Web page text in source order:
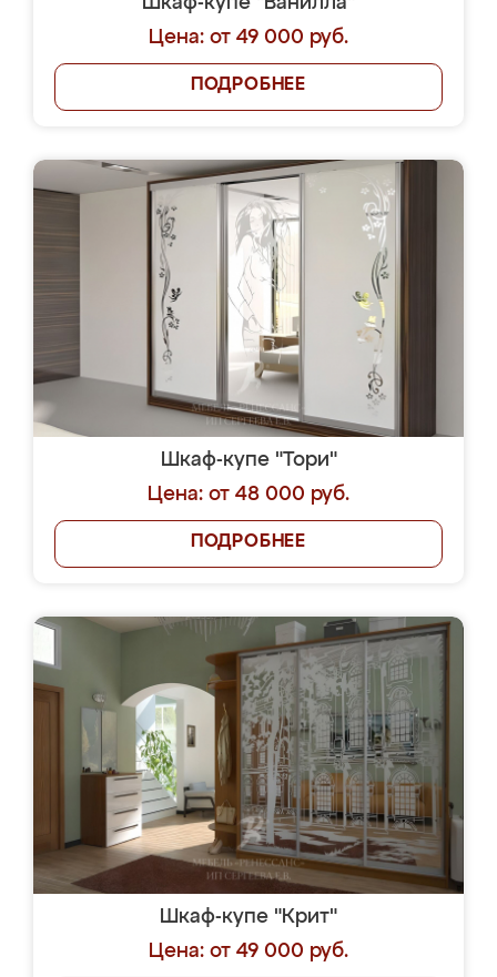
Цена: от 49 000 руб.
ПОДРОБНЕЕ
Шкаф-купе "Тори"
Цена: от 48 000 руб.
ПОДРОБНЕЕ
Шкаф-купе "Крит"
Цена: от 49 000 руб.